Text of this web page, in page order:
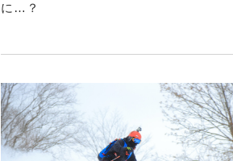
に…？